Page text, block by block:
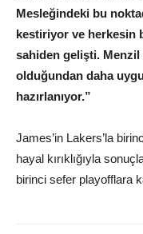
Mesleğindeki bu
kestiriyor ve herkesin
sahiden gelişti. Menzil
olduğundan daha
hazırlanıyor.”
James’in Lakers’la
hayal kırıklığıyla
birinci sefer playofflara